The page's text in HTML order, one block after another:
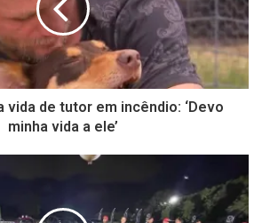
vida de tutor em incêndio: ‘Devo
minha vida a ele’